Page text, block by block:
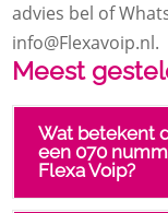
advies bel of
info@Flexavoip.​nl.​
Meest
Wat betekent
een 070
Flexa Voip?